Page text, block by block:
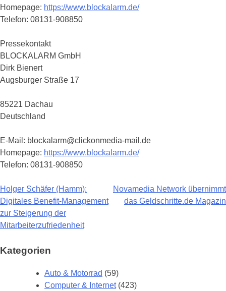
Homepage: https://www.blockalarm.de/
Telefon: 08131-908850
Pressekontakt
BLOCKALARM GmbH
Dirk Bienert
Augsburger Straße 17
85221 Dachau
Deutschland
E-Mail: blockalarm@clickonmedia-mail.de
Homepage: https://www.blockalarm.de/
Telefon: 08131-908850
Beitragsnavigation
Holger Schäfer (Hamm):
Digitales Benefit-Management
zur Steigerung der
Mitarbeiterzufriedenheit
Novamedia Network übernimmt
das Geldschritte.de Magazin
Kategorien
Auto & Motorrad (59)
Computer & Internet(423)